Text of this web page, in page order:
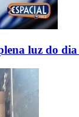
luz do